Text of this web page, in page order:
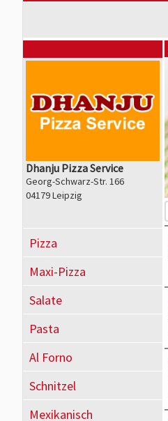
Dhanju Pizza Service
Georg-Schwarz-Str. 166
04179 Leipzig
Pizza
Maxi-Pizza
Salate
Pasta
Al Forno
Schnitzel
Mexikanisch